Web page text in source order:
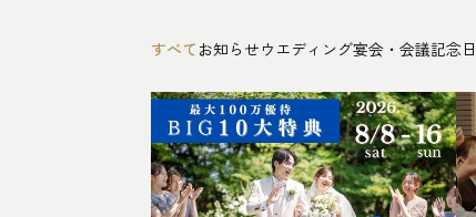
すべて お知らせ ウエディング宴会・会議記念日